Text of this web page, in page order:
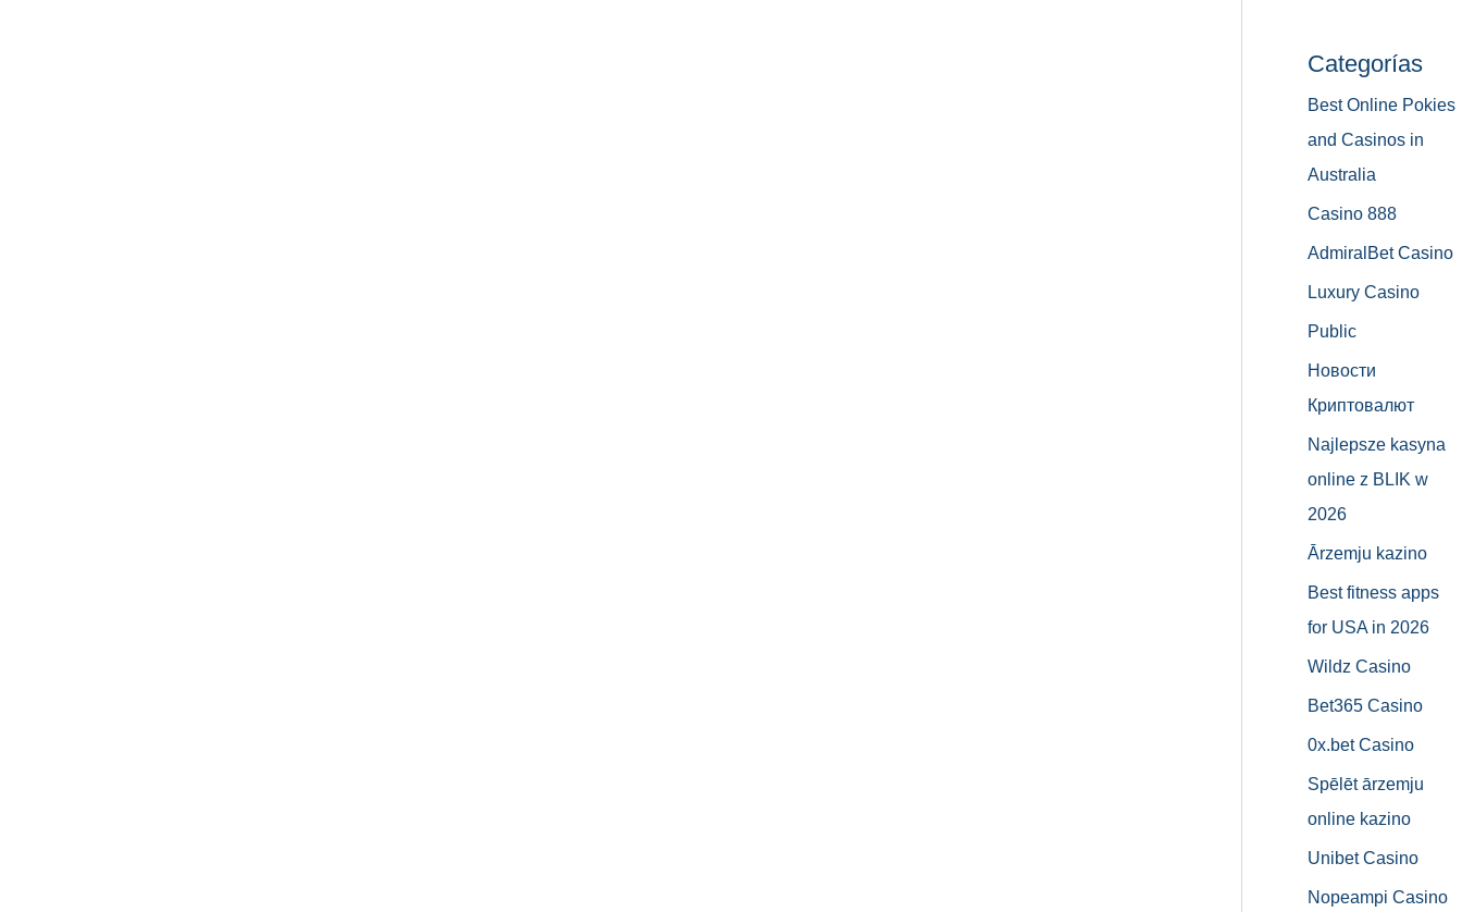
Categorías
Best Online Pokies
and Casinos in
Australia
Casino 888
AdmiralBet Casino
Luxury Casino
Public
Новости
Криптовалют
Najlepsze kasyna
online z BLIK w
2026
Ārzemju kazino
Best fitness apps
for USA in 2026
Wildz Casino
Bet365 Casino
0x.bet Casino
Spēlēt ārzemju
online kazino
Unibet Casino
Nopeampi Casino